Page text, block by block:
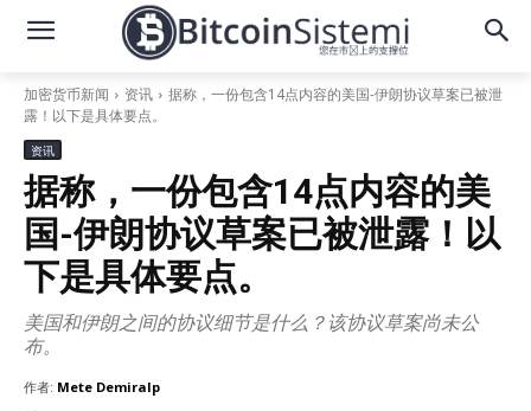
加密货币新闻 资讯
据称，一份包含14点内容的美国-伊朗协议草案已被泄
露！以下是具体要点。
资讯
据称，一份包含14点内容的美
国-伊朗协议草案已被泄露！以
下是具体要点。
美国和伊朗之间的协议细节是什么？该协议草案尚未公
布。
作者: Mete Demiralp